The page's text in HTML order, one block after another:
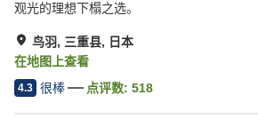
观光的理想下榻之选。
鸟羽, 三重县, 日本
在地图上查看
4.3 很棒 点评数: 518